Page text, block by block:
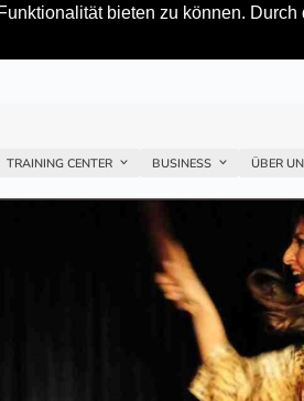
bieten zu können.
TRAINING CENTER BUSINESS ÜBER